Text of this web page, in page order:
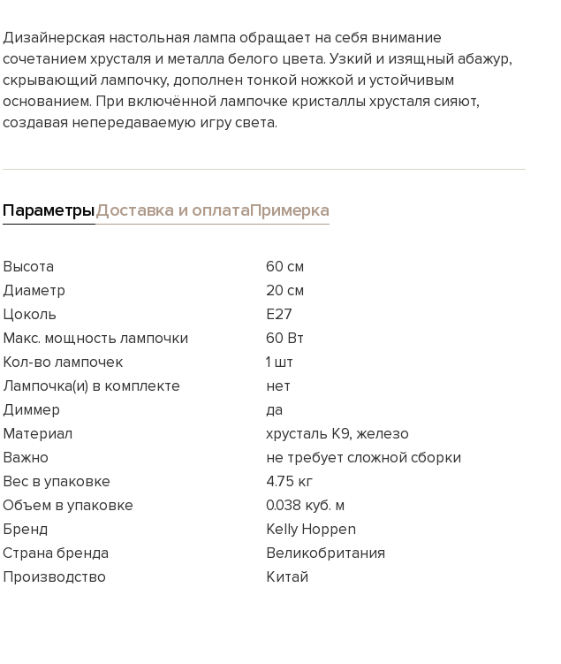
Дизайнерская настольная лампа обращает на себя внимание
сочетанием хрусталя и металла белого цвета. Узкий и изящный абажур,
скрывающий лампочку, дополнен тонкой ножкой и устойчивым
основанием. При включённой лампочке кристаллы хрусталя сияют,
создавая непередаваемую игру света.
ПараметрыДоставка и оплатаПримерка
Высота
60 см
Диаметр
20 см
Цоколь
E27
Макс. мощность лампочки
60 Вт
Кол-во лампочек
1 шт
Лампочка(и) в комплекте
нет
Диммер
да
Материал
хрусталь K9, железо
Важно
не требует сложной сборки
Вес в упаковке
4.75 кг
Объем в упаковке
0.038 куб. м
Бренд
Kelly Hoppen
Страна бренда
Великобритания
Производство
Китай